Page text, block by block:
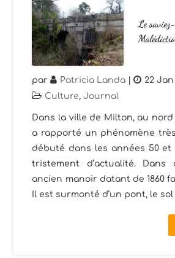
Le
par Patricia Landa | 22 Jan
Culture,Journal
Dans la ville de Milton, au nord
a rapporté un phénomène
débuté dans les années 50 et
tristement d’actualité.
ancien manoir datant de 1860
Il est surmonté d’un pont, le sol